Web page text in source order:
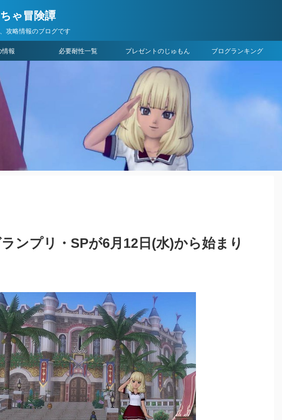
ゃ冒険譚
攻略情報のブログです
情報 必要耐性一覧 プレゼントのじゅもん ブログランキング
ンプリ・SPが6月12日(水)から始まり